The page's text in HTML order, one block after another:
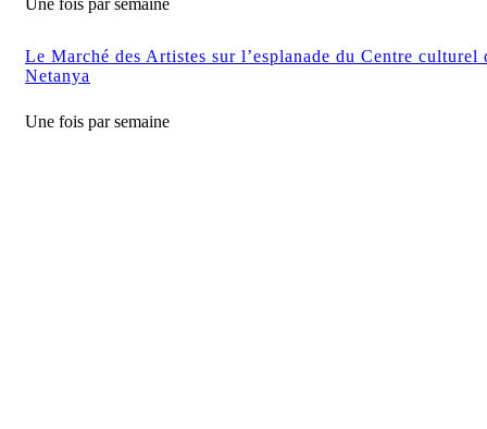
Une fois par semaine
Le Marché des Artistes sur l’esplanade du Centre culturel
Netanya
Une fois par semaine